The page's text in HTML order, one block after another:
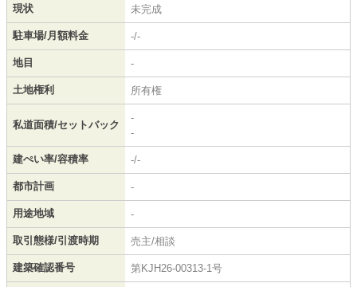
現状 未完成
駐車場/月額料金 -/-
地目 -
土地権利 所有権
私道面積/セットバック
-
-
建ぺい率/容積率 -/-
都市計画 -
用途地域 -
取引態様/引渡時期 売主/相談
建築確認番号 第KJH26-00313-1号